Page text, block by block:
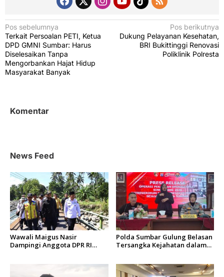
N
a
v
i
s
o
s
Pos sebelumnya
Terkait Persoalan PETI, Ketua
DPD GMNI Sumbar: Harus
Diselesaikan Tanpa
Mengorbankan Hajat Hidup
Masyarakat Banyak
Pos berikutnya
Dukung Pelayanan Kesehatan,
BRI Bukittinggi Renovasi
Poliklinik Polresta
Komentar
News Feed
Wawali Maigus Nasir
Dampingi Anggota DPR RI
Polda Sumbar Gulung Belasan
Tersangka Kejahatan dalam